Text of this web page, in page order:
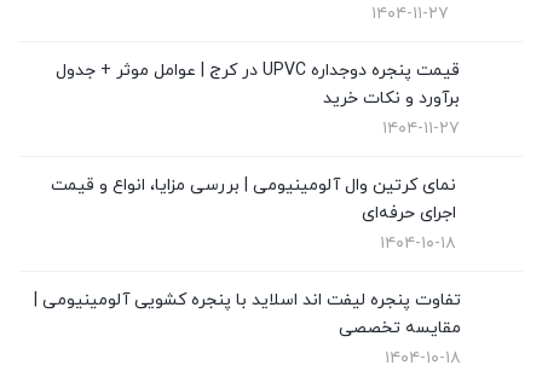
قیمت درب upvc(0)
نمای کرتین وال(4)
نمایندگی وین تک در تهران
۱۴۰۴-۱۱-۲۷
قیمت پنجره دوجداره UPVC در کرج | عوامل موثر + جدول
برآورد و نکات خرید
۱۴۰۴-۱۱-۲۷
نمای کرتین وال آلومینیومی | بررسی مزایا، انواع و قیمت
اجرای حرفه‌ای
۱۴۰۴-۱۰-۱۸
تفاوت پنجره لیفت اند اسلاید با پنجره کشویی آلومینیومی |
مقایسه تخصصی
۱۴۰۴-۱۰-۱۸